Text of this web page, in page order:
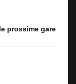
prossime gare